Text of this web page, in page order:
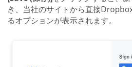
き、当社のサイトから直接
るオプションが表示されます。